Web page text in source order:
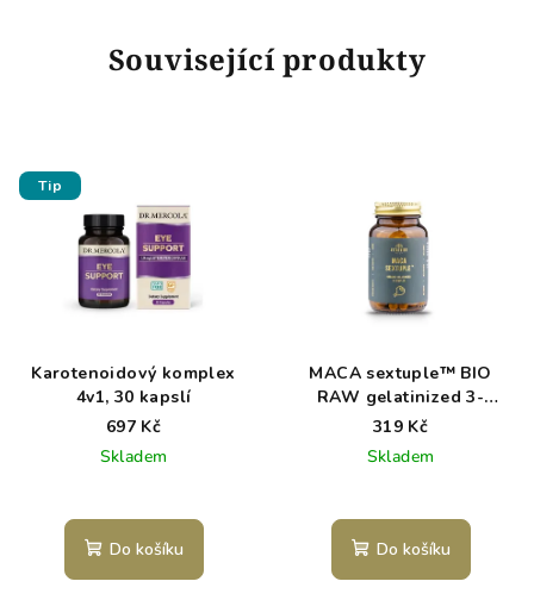
Související produkty
Tip
Karotenoidový komplex
4v1, 30 kapslí
697 Kč
Skladem
Do košíku
MACA sextuple™ BIO
RAW gelatinized 3-
complex
319 Kč
Skladem
Do košíku